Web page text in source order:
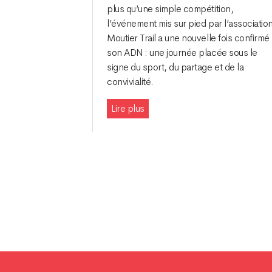
plus qu’une simple compétition,
l’événement mis sur pied par l’association
Moutier Trail a une nouvelle fois confirmé
son ADN : une journée placée sous le
signe du sport, du partage et de la
convivialité.
Lire plus